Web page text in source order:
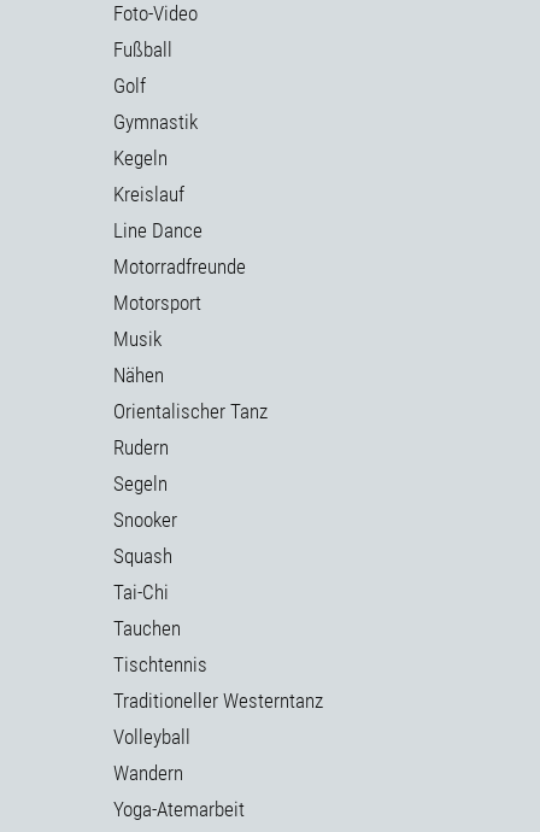
Foto-Video
Fußball
Golf
Gymnastik
Kegeln
Kreislauf
Line Dance
Motorradfreunde
Motorsport
Musik
Nähen
Orientalischer Tanz
Rudern
Segeln
Snooker
Squash
Tai-Chi
Tauchen
Tischtennis
Traditioneller Westerntanz
Volleyball
Wandern
Yoga-Atemarbeit